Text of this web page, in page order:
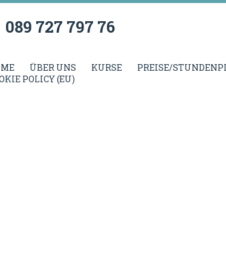
089 727 797 76
ÜBER UNS KURSE PREISE/
POLICY (EU)